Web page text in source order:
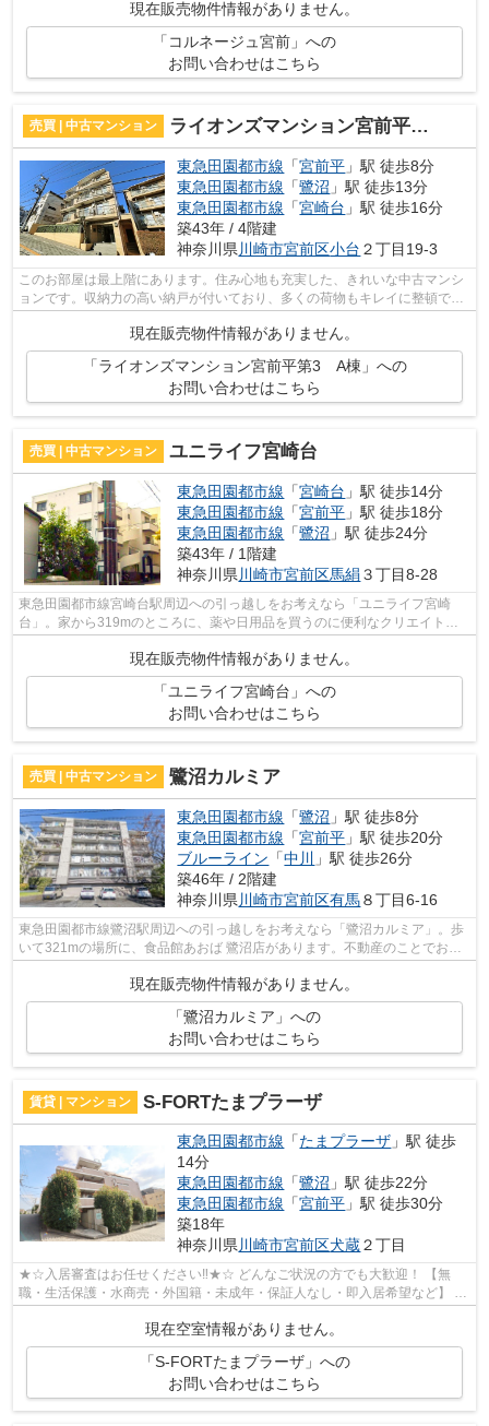
現在販売物件情報がありません。
「コルネージュ宮前」への
お問い合わせはこちら
売買 | 中古マンション ライオンズマンション宮前平第3 A棟
東急田園都市線 「宮前平 」駅 徒歩8分
東急田園都市線 「鷺沼 」駅 徒歩13分
東急田園都市線 「宮崎台 」駅 徒歩16分
築43年 / 4階建
神奈川県 川崎市宮前区小台 ２丁目19-3
このお部屋は最上階にあります。住み心地も充実した、きれいな中古マンシ
ョンです。収納力の高い納戸が付いており、多くの荷物もキレイに整頓でき
ます。3口コンロの物件は手間のかかる...
現在販売物件情報がありません。
「ライオンズマンション宮前平第3 A棟」への
お問い合わせはこちら
売買 | 中古マンション ユニライフ宮崎台
東急田園都市線 「宮崎台 」駅 徒歩14分
東急田園都市線 「宮前平 」駅 徒歩18分
東急田園都市線 「鷺沼 」駅 徒歩24分
築43年 / 1階建
神奈川県 川崎市宮前区馬絹３丁目8-28
東急田園都市線宮崎台駅周辺への引っ越しをお考えなら「ユニライフ宮崎
台」。家から319mのところに、薬や日用品を買うのに便利なクリエイト
現在販売物件情報がありません。
「ユニライフ宮崎台」への
お問い合わせはこちら
売買 | 中古マンション 鷺沼カルミア
東急田園都市線 「鷺沼 」駅 徒歩8分
東急田園都市線 「宮前平 」駅 徒歩20分
ブルーライン 「中川 」駅 徒歩26分
築46年 / 2階建
神奈川県 川崎市宮前区有馬８丁目6-16
東急田園都市線鷺沼駅周辺への引っ越しをお考えなら「鷺沼カルミア」。歩
いて321mの場所に、食品館あおば 鷺沼店があります。不動産のことでお困
現在販売物件情報がありません。
「鷺沼カルミア」への
お問い合わせはこちら
賃貸 | マンション S-FORTたまプラーザ
東急田園都市線 「たまプラーザ 」駅 徒歩
14分
東急田園都市線 「鷺沼 」駅 徒歩22分
東急田園都市線 「宮前平 」駅 徒歩30分
築18年
神奈川県 川崎市宮前区犬蔵２丁目
★☆入居審査はお任せください‼★☆ どんなご状況の方でも大歓迎！ 【無
職・生活保護・水商売・外国籍・未成年・保証人なし・即入居希望など】 ネ
ット非公開の物件からもお探し致します‼ ...
現在空室情報がありません。
「S-FORTたまプラーザ」への
お問い合わせはこちら